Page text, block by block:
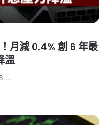
月減 0.4% 創 6 年最
溫
…